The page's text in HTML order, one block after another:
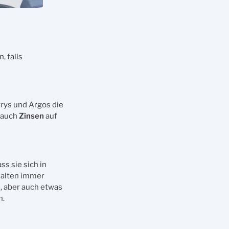
falls
und Argos die
Zinsen auf
sie sich in
immer
auch etwas